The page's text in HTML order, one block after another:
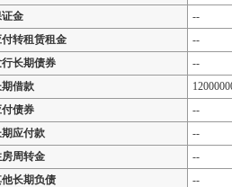
金
--
转租赁租金
--
长期债券
--
借款
债券
--
应付款
--
周转金
--
长期负债
--